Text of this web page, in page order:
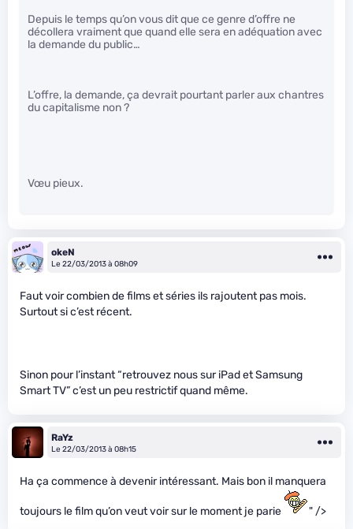
Depuis le temps qu’on vous dit que ce genre d’offre ne
décollera vraiment que quand elle sera en adéquation avec
la demande du public…
L’offre, la demande, ça devrait pourtant parler aux chantres
du capitalisme non ?
Vœu pieux.
okeN
Le 22/03/2013 à 08h09
Faut voir combien de films et séries ils rajoutent pas mois.
Surtout si c’est récent.
Sinon pour l’instant “retrouvez nous sur iPad et Samsung
Smart TV” c’est un peu restrictif quand même.
RaYz
Le 22/03/2013 à 08h15
Ha ça commence à devenir intéressant. Mais bon il manquera
toujours le film qu’on veut voir sur le moment je parie " />